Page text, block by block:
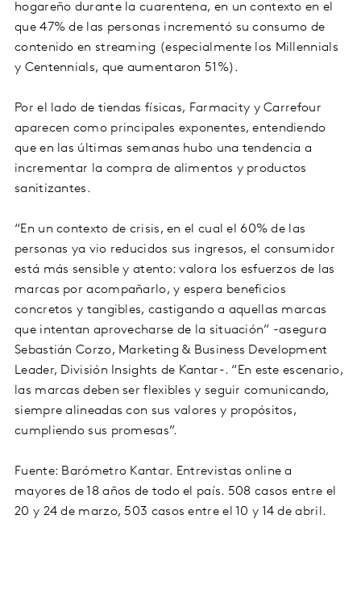
hogareño durante la cuarentena, en un contexto en el
que 47% de las personas incrementó su consumo de
contenido en streaming (especialmente los Millennials
y Centennials, que aumentaron 51%).
Por el lado de tiendas físicas, Farmacity y Carrefour
aparecen como principales exponentes, entendiendo
que en las últimas semanas hubo una tendencia a
incrementar la compra de alimentos y productos
sanitizantes.
“En un contexto de crisis, en el cual el 60% de las
personas ya vio reducidos sus ingresos, el consumidor
está más sensible y atento: valora los esfuerzos de las
marcas por acompañarlo, y espera beneficios
concretos y tangibles, castigando a aquellas marcas
que intentan aprovecharse de la situación” -asegura
Sebastián Corzo, Marketing & Business Development
Leader, División Insights de Kantar-. “En este escenario,
las marcas deben ser flexibles y seguir comunicando,
siempre alineadas con sus valores y propósitos,
cumpliendo sus promesas”.
Fuente: Barómetro Kantar. Entrevistas online a
mayores de 18 años de todo el país. 508 casos entre el
20 y 24 de marzo, 503 casos entre el 10 y 14 de abril.